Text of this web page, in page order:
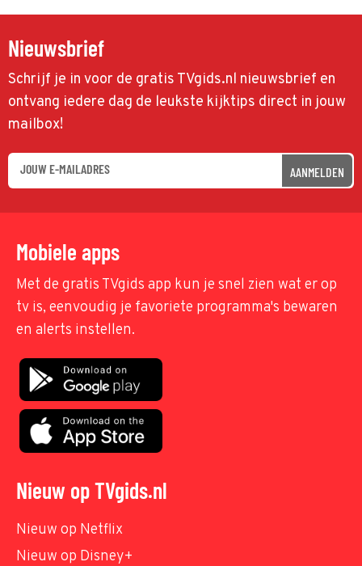
Nieuwsbrief
Schrijf je in voor de gratis TVgids.nl nieuwsbrief en
ontvang iedere dag de leukste kijktips direct in jouw
mailbox!
AANMELDEN
Mobiele apps
Met de gratis TVgids app kun je snel zien wat er op
tv is, eenvoudig je favoriete programma's bewaren
en alerts instellen.
Nieuw op TVgids.nl
Nieuw op Netflix
Nieuw op Disney+